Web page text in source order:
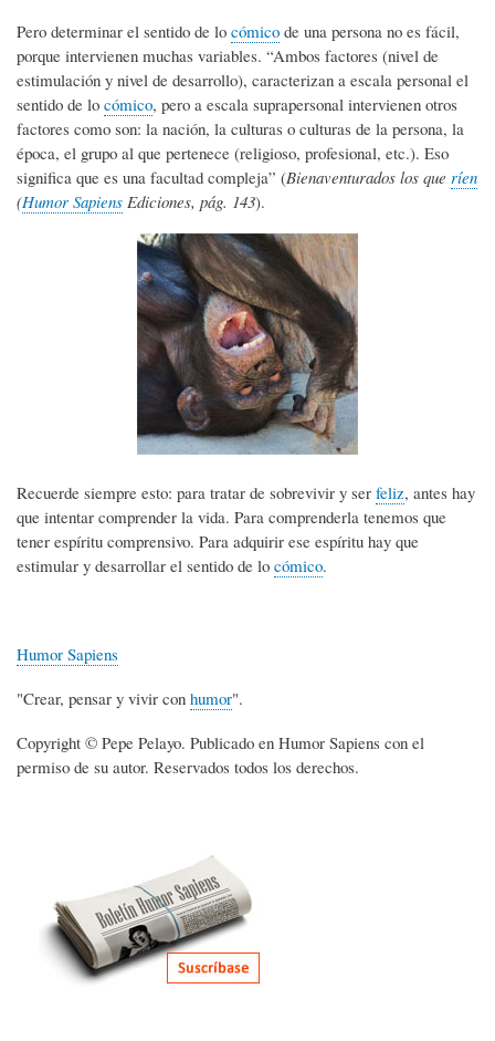
Pero determinar el sentido de lo cómico de una persona no es fácil,
porque intervienen muchas variables. “Ambos factores (nivel de
estimulación y nivel de desarrollo), caracterizan a escala personal el
sentido de lo cómico, pero a escala suprapersonal intervienen otros
factores como son: la nación, la culturas o culturas de la persona, la
época, el grupo al que pertenece (religioso, profesional, etc.). Eso
significa que es una facultad compleja” (Bienaventurados los que ríen
(Humor Sapiens Ediciones, pág. 143).
Recuerde siempre esto: para tratar de sobrevivir y ser feliz, antes hay
que intentar comprender la vida. Para comprenderla tenemos que
tener espíritu comprensivo. Para adquirir ese espíritu hay que
estimular y desarrollar el sentido de lo cómico.
Humor Sapiens
"Crear, pensar y vivir con humor".
Copyright © Pepe Pelayo. Publicado en Humor Sapiens con el
permiso de su autor. Reservados todos los derechos.